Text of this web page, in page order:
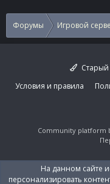
Форумы Игровой
Условия и правила
Community platform